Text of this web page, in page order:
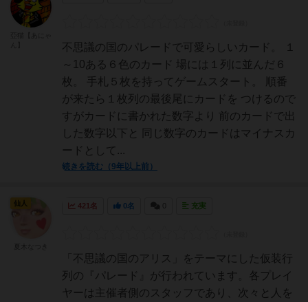
不思議の国のパレードで可愛らしいカード。 １
～10ある６色のカード 場には１列に並んだ６
枚。 手札５枚を持ってゲームスタート。 順番
が来たら１枚列の最後尾にカードを つけるので
すがカードに書かれた数字より 前のカードで出
した数字以下と 同じ数字のカードはマイナスカ
ードとして...
続きを読む（9年以上前）
421名 0名 充実
「不思議の国のアリス」をテーマにした仮装行
列の『パレード』が行われています。各プレイ
ヤーは主催者側のスタッフであり、次々と人を
仙人